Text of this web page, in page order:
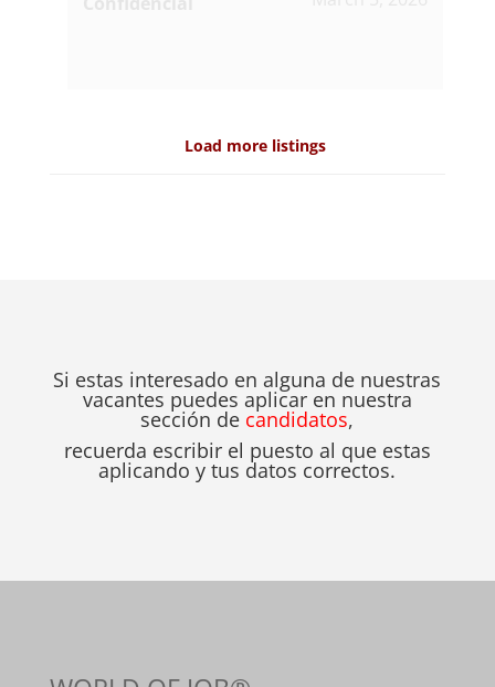
Load more listings
Si estas interesado en alguna de nuestras
vacantes puedes aplicar en nuestra
sección de candidatos,
recuerda escribir el puesto al que estas
aplicando y tus datos correctos.